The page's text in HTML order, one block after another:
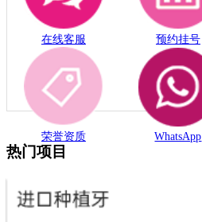
在线客服 预约挂号
荣誉资质 WhatsApp
热门项目